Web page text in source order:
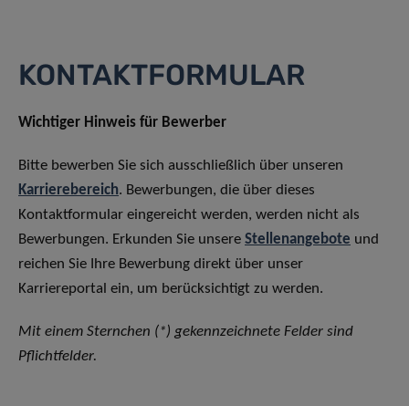
KONTAKTFORMULAR
Wichtiger Hinweis für Bewerber
Bitte bewerben Sie sich ausschließlich über unseren
Karrierebereich. Bewerbungen, die über dieses
Kontaktformular eingereicht werden, werden nicht als
Bewerbungen. Erkunden Sie unsere Stellenangebote und
reichen Sie Ihre Bewerbung direkt über unser
Karriereportal ein, um berücksichtigt zu werden.
Mit einem Sternchen (*) gekennzeichnete Felder sind
Pflichtfelder.